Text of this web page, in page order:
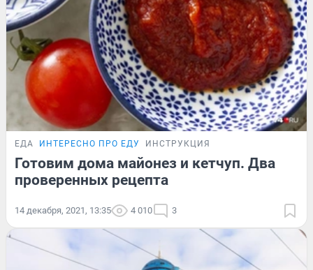
ЕДА ИНТЕРЕСНО ПРО ЕДУ ИНСТРУКЦИЯ
Готовим дома майонез и кетчуп. Два
проверенных рецепта
14 декабря, 2021, 13:35 4 010 3